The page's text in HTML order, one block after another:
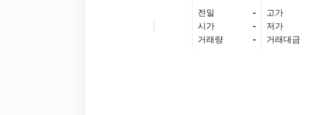
전일
-
시가
-
거래량
-
고가
저가
거래대금